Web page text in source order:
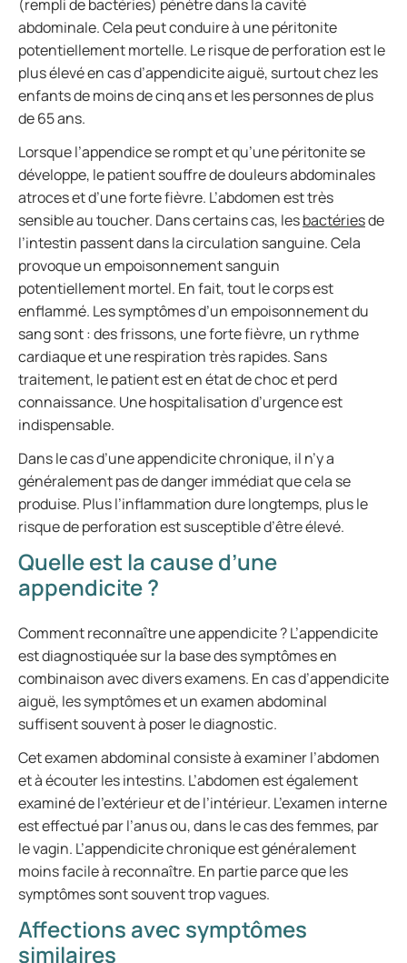
(rempli de bactéries) pénètre dans la cavité
abdominale. Cela peut conduire à une péritonite
potentiellement mortelle. Le risque de perforation est le
plus élevé en cas d’appendicite aiguë, surtout chez les
enfants de moins de cinq ans et les personnes de plus
de 65 ans.
Lorsque l’appendice se rompt et qu’une péritonite se
développe, le patient souffre de douleurs abdominales
atroces et d’une forte fièvre. L’abdomen est très
sensible au toucher. Dans certains cas, lesbactériesde
l’intestin passent dans la circulation sanguine. Cela
provoque un empoisonnement sanguin
potentiellement mortel. En fait, tout le corps est
enflammé. Les symptômes d’un empoisonnement du
sang sont : des frissons, une forte fièvre, un rythme
cardiaque et une respiration très rapides. Sans
traitement, le patient est en état de choc et perd
connaissance. Une hospitalisation d’urgence est
indispensable.
Dans le cas d’une appendicite chronique, il n’y a
généralement pas de danger immédiat que cela se
produise. Plus l’inflammation dure longtemps, plus le
risque de perforation est susceptible d’être élevé.
Quelle est la cause d’une
appendicite ?
Comment reconnaître une appendicite ? L’appendicite
est diagnostiquée sur la base des symptômes en
combinaison avec divers examens. En cas d’appendicite
aiguë, les symptômes et un examen abdominal
suffisent souvent à poser le diagnostic.
Cet examen abdominal consiste à examiner l’abdomen
et à écouter les intestins. L’abdomen est également
examiné de l’extérieur et de l’intérieur. L’examen interne
est effectué par l’anus ou, dans le cas des femmes, par
le vagin. L’appendicite chronique est généralement
moins facile à reconnaître. En partie parce que les
symptômes sont souvent trop vagues.
Affections avec symptômes
similaires